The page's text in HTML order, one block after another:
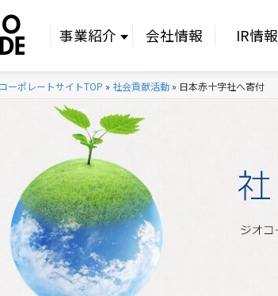
事業紹介 会社情報 IR情報
ーポレートサイトTOP » 社会貢献活動 » 日本赤十字社へ寄付